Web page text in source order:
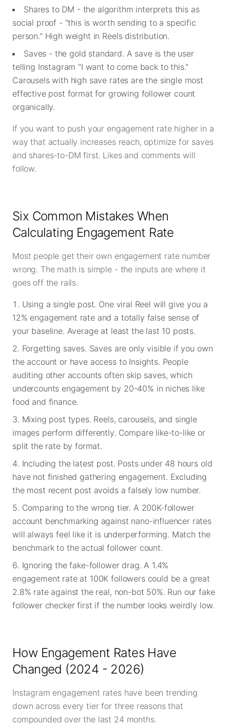
Shares to DM - the algorithm interprets this as
social proof - "this is worth sending to a specific
person." High weight in Reels distribution.
Saves - the gold standard. A save is the user
telling Instagram "I want to come back to this."
Carousels with high save rates are the single most
effective post format for growing follower count
organically.
If you want to push your engagement rate higher in a
way that actually increases reach, optimize for saves
and shares-to-DM first. Likes and comments will
follow.
Six Common Mistakes When
Calculating Engagement Rate
Most people get their own engagement rate number
wrong. The math is simple - the inputs are where it
goes off the rails.
Using a single post. One viral Reel will give you a
12% engagement rate and a totally false sense of
your baseline. Average at least the last 10 posts.
Forgetting saves. Saves are only visible if you own
the account or have access to Insights. People
auditing other accounts often skip saves, which
undercounts engagement by 20-40% in niches like
food and finance.
Mixing post types. Reels, carousels, and single
images perform differently. Compare like-to-like or
split the rate by format.
Including the latest post. Posts under 48 hours old
have not finished gathering engagement. Excluding
the most recent post avoids a falsely low number.
Comparing to the wrong tier. A 200K-follower
account benchmarking against nano-influencer rates
will always feel like it is underperforming. Match the
benchmark to the actual follower count.
Ignoring the fake-follower drag. A 1.4%
engagement rate at 100K followers could be a great
2.8% rate against the real, non-bot 50%. Run our fake
follower checker first if the number looks weirdly low.
How Engagement Rates Have
Changed (2024 - 2026)
Instagram engagement rates have been trending
down across every tier for three reasons that
compounded over the last 24 months.